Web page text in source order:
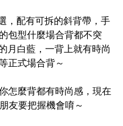
，配有可拆的斜背帶，手
包型什麼場合背都不突
月白藍，一背上就有時尚
正式場合背～
怎麼背都有時尚感，現在
友要把握機會唷～